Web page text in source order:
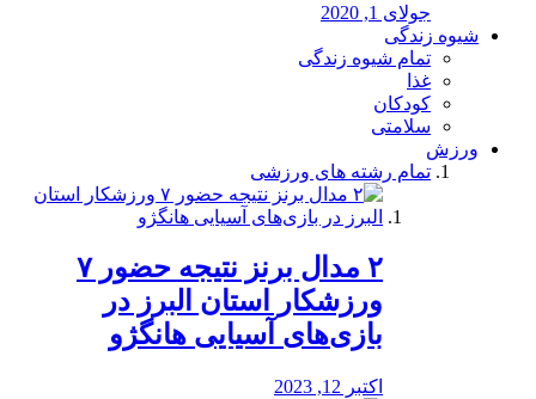
جولای 1, 2020
شیوه زندگی
تمام شیوه زندگی
غذا
کودکان
سلامتی
ورزش
تمام رشته های ورزشی
۲ مدال برنز نتیجه حضور ۷
ورزشکار استان البرز در
بازی‌های آسیایی هانگژو
اکتبر 12, 2023